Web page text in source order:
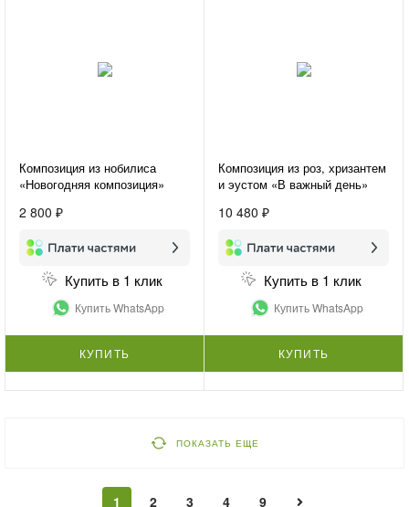
Композиция из нобилиса
«Новогодняя композиция»
2 800 ₽
Купить в 1 клик
Купить WhatsApp
КУПИТЬ
Композиция из роз, хризантем
и эустом «В важный день»
10 480 ₽
Купить в 1 клик
Купить WhatsApp
КУПИТЬ
ПОКАЗАТЬ ЕЩЕ
1 2 3 4 9